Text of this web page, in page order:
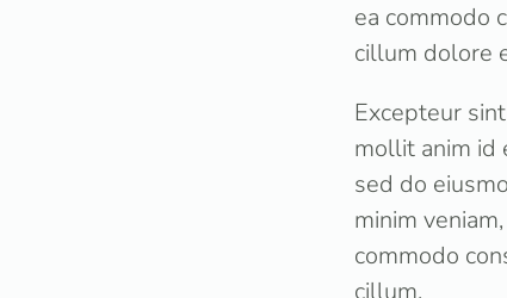
ea commodo
cillum dolore
Excepteur
mollit anim id
sed do
minim
commodo
cillum.